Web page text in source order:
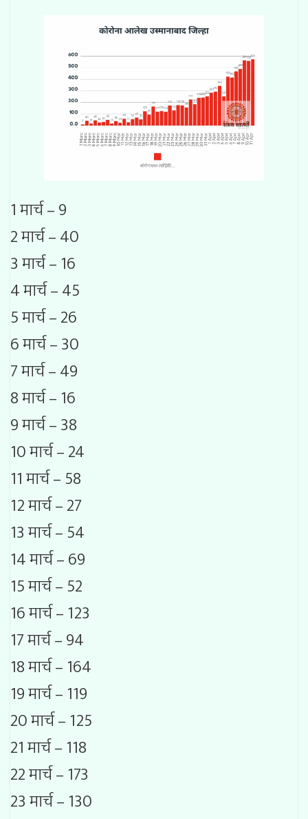
1 मार्च – 9
2 मार्च – 40
3 मार्च – 16
4 मार्च – 45
5 मार्च – 26
6 मार्च – 30
7 मार्च – 49
8 मार्च – 16
9 मार्च – 38
10 मार्च – 24
11 मार्च – 58
12 मार्च – 27
13 मार्च – 54
14 मार्च – 69
15 मार्च – 52
16 मार्च – 123
17 मार्च – 94
18 मार्च – 164
19 मार्च – 119
20 मार्च – 125
21 मार्च – 118
22 मार्च – 173
23 मार्च – 130